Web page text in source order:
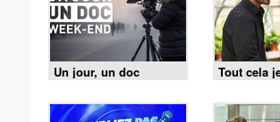
Un jour, un doc Tout cela
donnerai